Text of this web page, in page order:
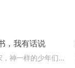
，我有话说
，神一样的少年们